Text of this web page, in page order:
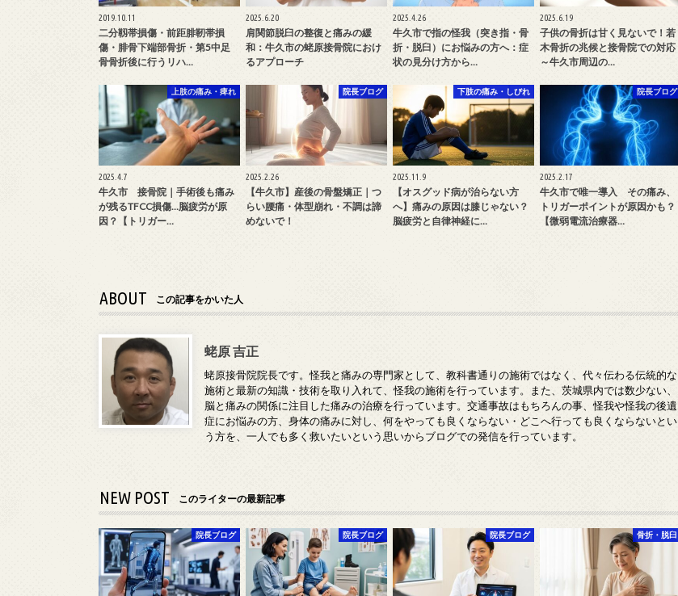
2019.10.11
二分靱帯損傷・前距腓靭帯損
傷・腓骨下端部骨折・第5中足
骨骨折後に行うリハ…
2025.6.20
肩関節脱臼の整復と痛みの緩
和：牛久市の蛯原接骨院におけ
るアプローチ
2025.4.26
牛久市で指の怪我（突き指・骨
折・脱臼）にお悩みの方へ：症
状の見分け方から…
2025.6.19
子供の骨折は甘く見ないで！若
木骨折の兆候と接骨院での対応
～牛久市周辺の…
上肢の痛み・痺れ
2025.4.7
牛久市 接骨院｜手術後も痛み
が残るTFCC損傷…脳疲労が原
因？【トリガー…
院長ブログ
2025.2.26
【牛久市】産後の骨盤矯正｜つ
らい腰痛・体型崩れ・不調は諦
めないで！
下肢の痛み・しびれ
2025.11.9
【オスグッド病が治らない方
へ】痛みの原因は膝じゃない？
脳疲労と自律神経に…
院長ブログ
2025.2.17
牛久市で唯一導入 その痛み、
トリガーポイントが原因かも？
【微弱電流治療器…
ABOUT この記事をかいた人
蛯原 吉正
蛯原接骨院院長です。怪我と痛みの専門家として、教科書通りの施術ではなく、代々伝わる伝統的な
施術と最新の知識・技術を取り入れて、怪我の施術を行っています。また、茨城県内では数少ない、
脳と痛みの関係に注目した痛みの治療を行っています。交通事故はもちろんの事、怪我や怪我の後遺
症にお悩みの方、身体の痛みに対し、何をやっても良くならない・どこへ行っても良くならないとい
う方を、一人でも多く救いたいという思いからブログでの発信を行っています。
NEW POST このライターの最新記事
院長ブログ 院長ブログ 院長ブログ 骨折・脱臼